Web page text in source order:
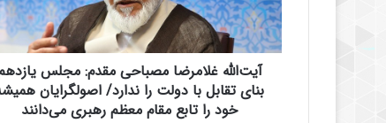
ه
غ
ل
آیت‌الله غلامرضا مصباحی‌ مقدم: مجلس
بنای تقابل با دولت را ندارد/ اصولگرایان
خود را تابع مقام معظم رهبری می‌دانند